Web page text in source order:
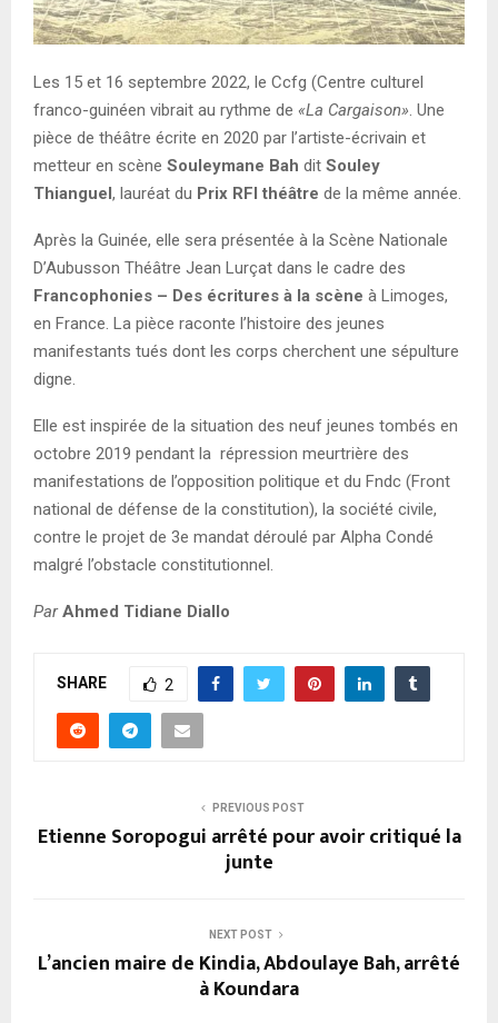
Les 15 et 16 septembre 2022, le Ccfg (Centre culturel
franco-guinéen vibrait au rythme de «La Cargaison». Une
pièce de théâtre écrite en 2020 par l’artiste-écrivain et
metteur en scène Souleymane Bah dit Souley
Thianguel , lauréat du Prix RFI théâtre de la même année.
Après la Guinée, elle sera présentée à la Scène Nationale
D’Aubusson Théâtre Jean Lurçat dans le cadre des
Francophonies – Des écritures à la scène à Limoges,
en France. La pièce raconte l’histoire des jeunes
manifestants tués dont les corps cherchent une sépulture
digne.
Elle est inspirée de la situation des neuf jeunes tombés en
octobre 2019 pendant la répression meurtrière des
manifestations de l’opposition politique et du Fndc (Front
national de défense de la constitution), la société civile,
contre le projet de 3e mandat déroulé par Alpha Condé
malgré l’obstacle constitutionnel.
ParAhmed Tidiane Diallo
SHARE 2
PREVIOUS POST
Etienne Soropogui arrêté pour avoir critiqué la
junte
NEXT POST
L’ancien maire de Kindia, Abdoulaye Bah, arrêté
à Koundara